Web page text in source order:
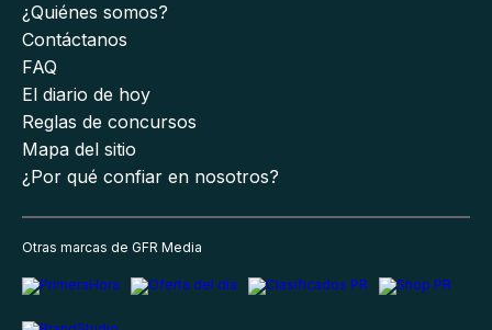
¿Quiénes somos?
Contáctanos
FAQ
El diario de hoy
Reglas de concursos
Mapa del sitio
¿Por qué confiar en nosotros?
Otras marcas de GFR Media